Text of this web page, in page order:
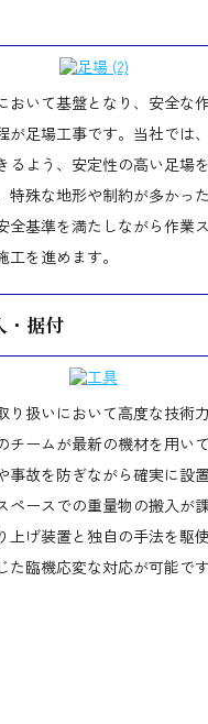
おいて基盤となり、安全な
が足場工事です。当社では
るよう、安定性の高い足場
特殊な地形や制約が多かっ
全基準を満たしながら作業
を進めます。
・据付
り扱いにおいて高度な技術
チームが最新の機材を用い
事故を防ぎながら確実に設
ペースでの重量物の搬入が
上げ装置と独自の手法を駆
た臨機応変な対応が可能です